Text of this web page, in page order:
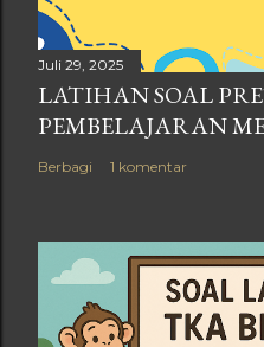
Juli 29, 2025
LATIHAN SOAL
PEMBELAJARAN
Berbagi 1 komentar